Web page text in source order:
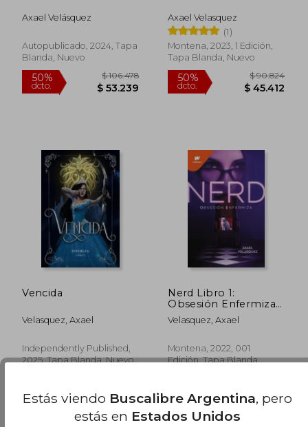
Axael Velásquez
Autopublicado, 2024, Tapa
Blanda, Nuevo
dcto.
Axael Velasquez
(1)
Montena, 2023, 1 Edición,
Tapa Blanda, Nuevo
dcto.
Vencida
Velasquez, Axael
Independently Published,
2025, Tapa Blanda, Nuevo
Nerd Libro 1:
Obsesión Enfermiza /
Nerd, Book 1: An
Unhealthy Obsession
Velasquez, Axael
Montena, 2022, 001
Edición, Tapa Blanda,
Estás viendo Buscalibre Argentina, pero
estás en Estados Unidos